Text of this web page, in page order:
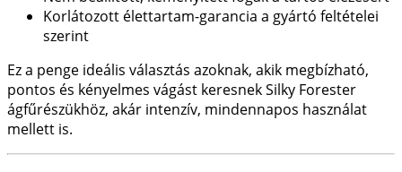
Korlátozott élettartam-garancia a gyártó feltételei
szerint
Ez a penge ideális választás azoknak, akik megbízható,
pontos és kényelmes vágást keresnek Silky Forester
ágfűrészükhöz, akár intenzív, mindennapos használat
mellett is.